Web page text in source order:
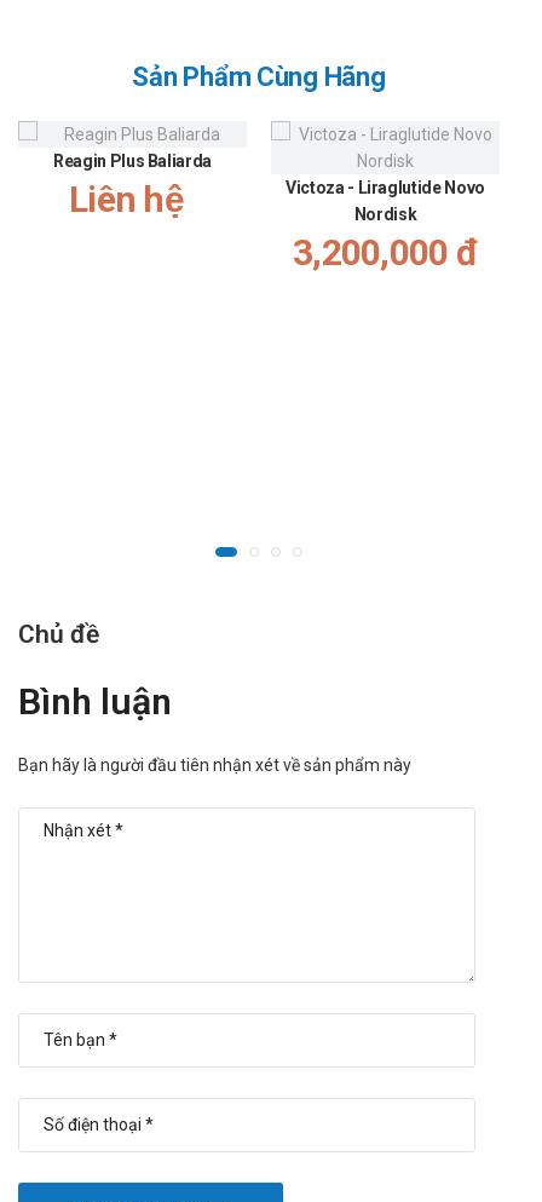
Sản Phẩm Cùng Hãng
Reagin Plus Baliarda
Liên hệ
Victoza - Liraglutide Novo
Nordisk
3,200,000 đ
Chủ đề
Bình luận
Bạn hãy là người đầu tiên nhận xét về sản phẩm này